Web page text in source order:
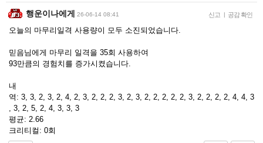
행운이나에게 26-06-14 08:41 신고 | 공감 확인
오늘의 마무리일격 사용량이 모두 소진되었습니다.
믿음님에게 마무리 일격을 35회 사용하여
93만큼의 경험치를 증가시켰습니다.
내
역: 3, 3, 2, 3, 2, 4, 2, 3, 2, 2, 2, 3, 2, 3, 2, 2, 2, 2, 2, 3, 2, 2, 2, 2, 4, 4, 3
, 3, 2, 5, 2, 4, 3, 3, 3
평균: 2.66
크리티컬: 0회